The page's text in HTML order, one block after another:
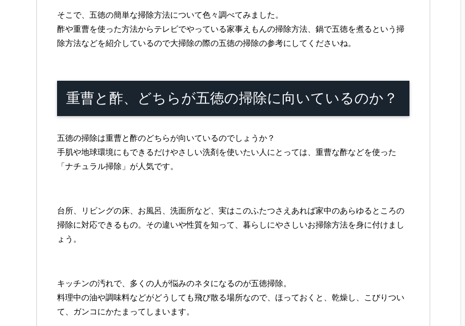
そこで、 五徳の簡単な掃除方法について色々調べてみました。
酢や重曹を使った方法からテレビでやっている家事えもんの掃除方法、鍋で五徳を煮るという掃
除方法などを紹介しているので大掃除の際の五徳の掃除の参考にしてくださいね。
重曹と酢、どちらが五徳の掃除に向いているのか？
五徳の掃除は重曹と酢のどちらが向いているのでしょうか？
手肌や地球環境にもできるだけやさしい洗剤を使いたい人にとっては、重曹な酢などを使った
「ナチュラル掃除」が人気です。
台所、リビングの床、お風呂、洗面所など、実はこのふたつさえあれば家中のあらゆるところの
掃除に対応できるもの。その違いや性質を知って、暮らしにやさしいお掃除方法を身に付けまし
ょう。
キッチンの汚れで、多くの人が悩みのネタになるのが五徳掃除。
料理中の油や調味料などがどうしても飛び散る場所なので、ほっておくと、乾燥し、こびりつい
て、ガンコにかたまってしまいます。